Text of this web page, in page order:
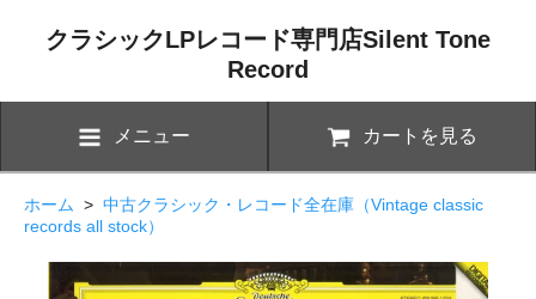
クラシックLPレコード専門店Silent Tone
Record
メニュー カートを見る
ホーム > 中古クラシック・レコード全在庫（Vintage classic
records all stock）